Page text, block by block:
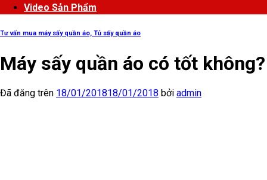
Video Sản Phẩm
Tư vấn mua máy sấy quần áo, Tủ sấy quần áo
Máy sấy quần áo có tốt không?
Đã đăng trên 18/01/201818/01/2018 bởi admin